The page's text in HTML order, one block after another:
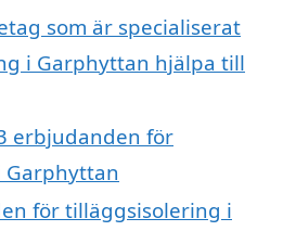
som är specialiserat
i Garphyttan hjälpa till
erbjudanden för
för tilläggsisolering i